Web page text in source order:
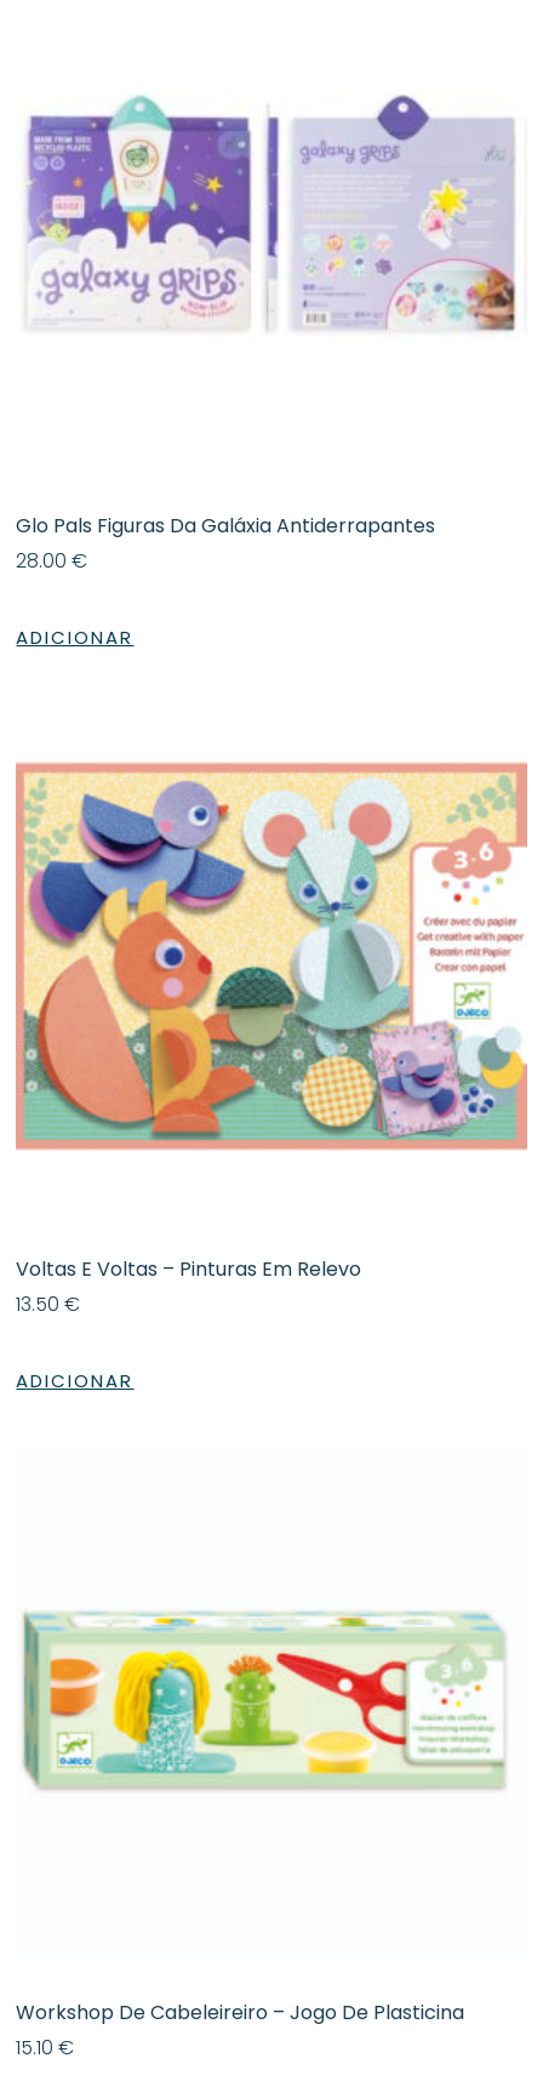
Glo Pals Figuras Da Galáxia Antiderrapantes
28.00€
ADICIONAR
Voltas E Voltas – Pinturas Em Relevo
13.50€
ADICIONAR
Workshop De Cabeleireiro – Jogo De Plasticina
15.10€